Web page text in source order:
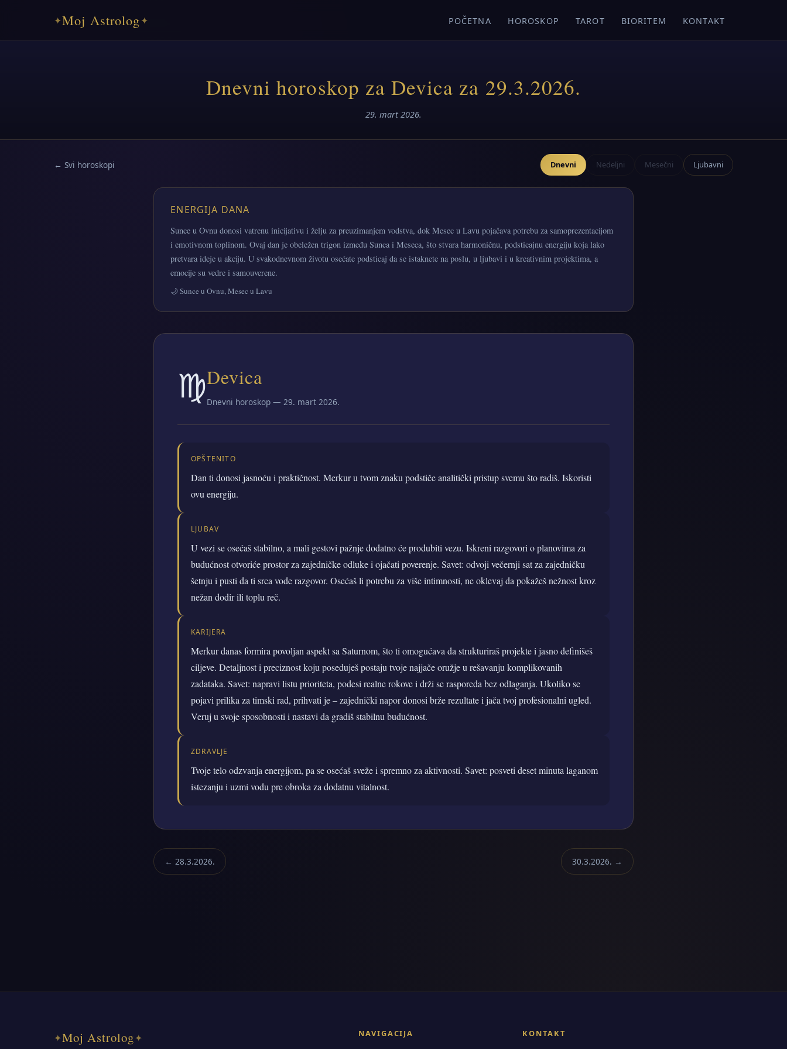
✦Moj Astrolog✦ POČETNA HOROSKOP TAROT BIORITEM KONTAKT
Dnevni horoskop za Devica za 29.3.2026.
29. mart 2026.
← Svi horoskopi Dnevni Nedeljni Mesečni Ljubavni
ENERGIJA DANA
Sunce u Ovnu donosi vatrenu inicijativu i želju za preuzimanjem vodstva, dok Mesec u Lavu pojačava potrebu za samoprezentacijom
i emotivnom toplinom. Ovaj dan je obeležen trigon između Sunca i Meseca, što stvara harmoničnu, podsticajnu energiju koja lako
pretvara ideje u akciju. U svakodnevnom životu osećate podsticaj da se istaknete na poslu, u ljubavi i u kreativnim projektima, a
emocije su vedre i samouverene.
🌙 Sunce u Ovnu, Mesec u Lavu
♍Devica
Dnevni horoskop — 29. mart 2026.
OPŠTENITO
Dan ti donosi jasnoću i praktičnost. Merkur u tvom znaku podstiče analitički pristup svemu što radiš. Iskoristi
ovu energiju.
LJUBAV
U vezi se osećaš stabilno, a mali gestovi pažnje dodatno će produbiti vezu. Iskreni razgovori o planovima za
budućnost otvoriće prostor za zajedničke odluke i ojačati poverenje. Savet: odvoji večernji sat za zajedničku
šetnju i pusti da ti srca vode razgovor. Osećaš li potrebu za više intimnosti, ne oklevaj da pokažeš nežnost kroz
nežan dodir ili toplu reč.
KARIJERA
Merkur danas formira povoljan aspekt sa Saturnom, što ti omogućava da strukturiraš projekte i jasno definišeš
ciljeve. Detaljnost i preciznost koju poseduješ postaju tvoje najjače oružje u rešavanju komplikovanih
zadataka. Savet: napravi listu prioriteta, podesi realne rokove i drži se rasporeda bez odlaganja. Ukoliko se
pojavi prilika za timski rad, prihvati je – zajednički napor donosi brže rezultate i jača tvoj profesionalni ugled.
Veruj u svoje sposobnosti i nastavi da gradiš stabilnu budućnost.
ZDRAVLJE
Tvoje telo odzvanja energijom, pa se osećaš sveže i spremno za aktivnosti. Savet: posveti deset minuta laganom
istezanju i uzmi vodu pre obroka za dodatnu vitalnost.
← 28.3.2026. 30.3.2026. →
✦Moj Astrolog✦ NAVIGACIJA KONTAKT